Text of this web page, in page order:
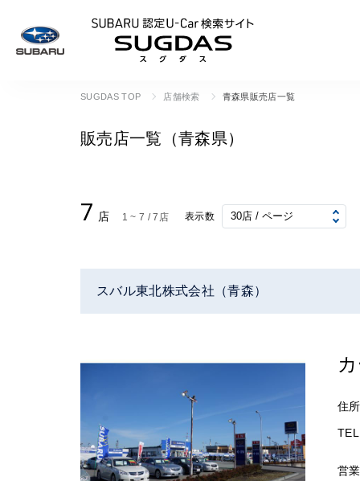
SUGDAS TOP 店舗検索 青森県販売店一覧
販売店一覧（青森県）
7 店 1 ~ 7 / 7店 表示数
スバル東北株式会社（青森）
住所
TEL
営